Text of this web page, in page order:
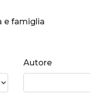
e famiglia
Norme e
Autore